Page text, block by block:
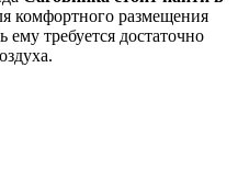
комфортного размещения
ему требуется достаточно